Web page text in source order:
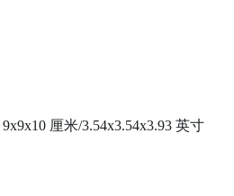
厘米/3.54x3.54x3.93 英寸